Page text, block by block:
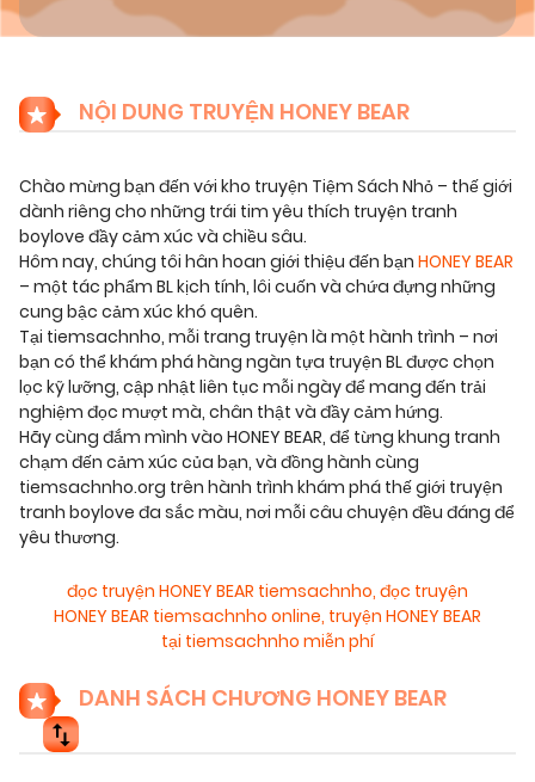
NỘI DUNG TRUYỆN HONEY BEAR
Chào mừng bạn đến với kho truyện Tiệm Sách Nhỏ – thế giới
dành riêng cho những trái tim yêu thích truyện tranh
boylove đầy cảm xúc và chiều sâu.
Hôm nay, chúng tôi hân hoan giới thiệu đến bạn HONEY BEAR
– một tác phẩm BL kịch tính, lôi cuốn và chứa đựng những
cung bậc cảm xúc khó quên.
Tại tiemsachnho, mỗi trang truyện là một hành trình – nơi
bạn có thể khám phá hàng ngàn tựa truyện BL được chọn
lọc kỹ lưỡng, cập nhật liên tục mỗi ngày để mang đến trải
nghiệm đọc mượt mà, chân thật và đầy cảm hứng.
Hãy cùng đắm mình vào HONEY BEAR, để từng khung tranh
chạm đến cảm xúc của bạn, và đồng hành cùng
tiemsachnho.org trên hành trình khám phá thế giới truyện
tranh boylove đa sắc màu, nơi mỗi câu chuyện đều đáng để
yêu thương.
đọc truyện HONEY BEAR tiemsachnho, đọc truyện
HONEY BEAR tiemsachnho online, truyện HONEY BEAR
tại tiemsachnho miễn phí
DANH SÁCH CHƯƠNG HONEY BEAR